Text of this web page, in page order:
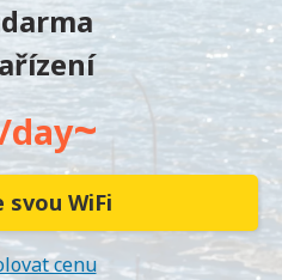
~
WiFi
cenu